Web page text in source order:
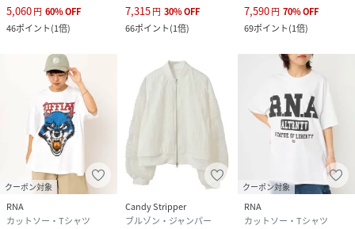
5,060円 60%OFF
46ポイント(1倍)
7,315円 30%OFF
66ポイント(1倍)
7,590円 70%OFF
69ポイント(1倍)
クーポン対象
RNA
カットソー・Tシャツ
Candy Stripper
ブルゾン・ジャンパー
クーポン対象
RNA
カットソー・Tシャツ